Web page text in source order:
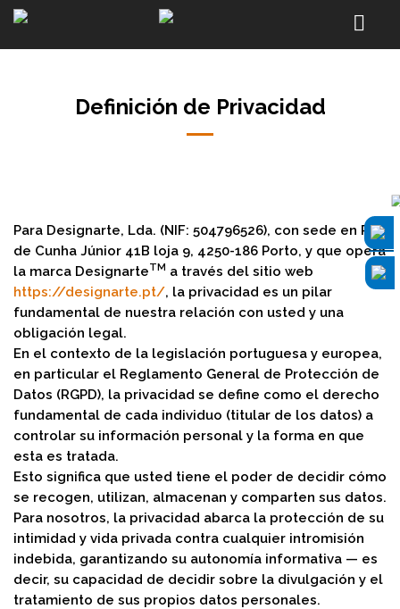
Definición de Privacidad
Para Designarte, Lda. (NIF: 504796526), con sede en Rua
de Cunha Júnior 41B loja 9, 4250-186 Porto, y que opera
la marca DesignarteTM a través del sitio web
https://designarte.pt/, la privacidad es un pilar
fundamental de nuestra relación con usted y una
obligación legal.
En el contexto de la legislación portuguesa y europea,
en particular el Reglamento General de Protección de
Datos (RGPD), la privacidad se define como el derecho
fundamental de cada individuo (titular de los datos) a
controlar su información personal y la forma en que
esta es tratada.
Esto significa que usted tiene el poder de decidir cómo
se recogen, utilizan, almacenan y comparten sus datos.
Para nosotros, la privacidad abarca la protección de su
intimidad y vida privada contra cualquier intromisión
indebida, garantizando su autonomía informativa — es
decir, su capacidad de decidir sobre la divulgación y el
tratamiento de sus propios datos personales.